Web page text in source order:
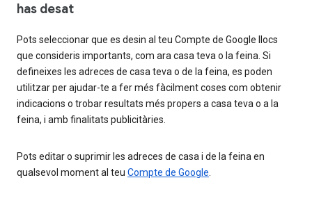
has desat
Pots seleccionar que es desin al teu Compte de Google llocs
que consideris importants, com ara casa teva o la feina. Si
defineixes les adreces de casa teva o de la feina, es poden
utilitzar per ajudar-te a fer més fàcilment coses com obtenir
indicacions o trobar resultats més propers a casa teva o a la
feina, i amb finalitats publicitàries.
Pots editar o suprimir les adreces de casa i de la feina en
qualsevol moment al teu Compte de Google